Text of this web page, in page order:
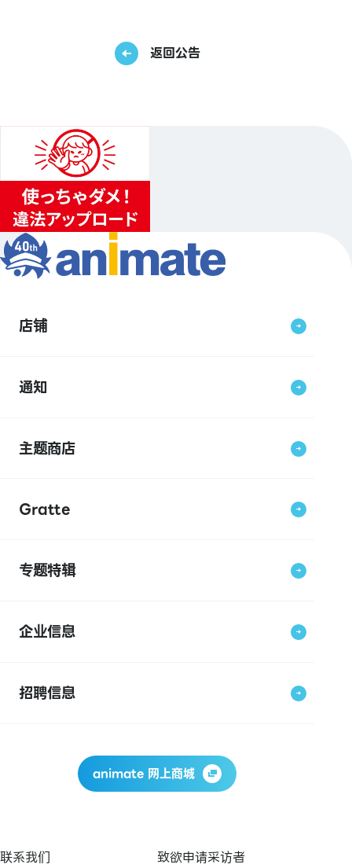
返回公告
店铺
通知
主题商店
Gratte
专题特辑
企业信息
招聘信息
animate 网上商城
联系我们
致欲申请采访者